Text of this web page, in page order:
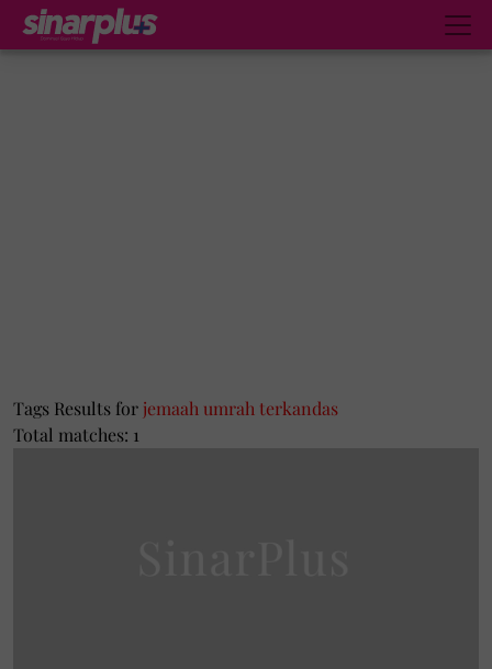
Tags Results for jemaah umrah terkandas
Total matches: 1